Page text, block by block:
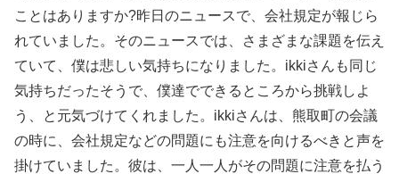
ことはありますか?昨日のニュースで、会社規定が報じら
れていました。そのニュースでは、さまざまな課題を伝え
ていて、僕は悲しい気持ちになりました。ikkiさんも同じ
気持ちだったそうで、僕達でできるところから挑戦しよ
う、と元気づけてくれました。ikkiさんは、熊取町の会議
の時に、会社規定などの問題にも注意を向けるべきと声を
掛けていました。彼は、一人一人がその問題に注意を払う